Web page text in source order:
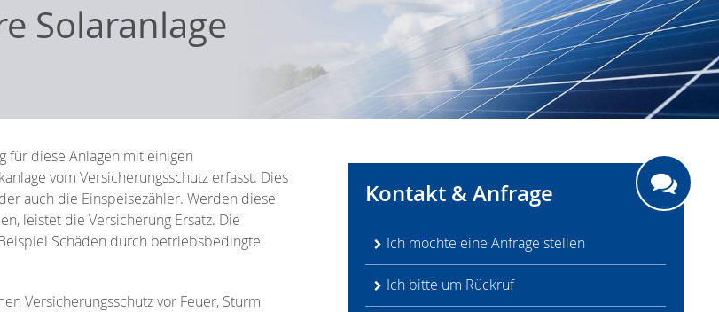
Solaranlage
für diese Anlagen mit einigen
vom Versicherungsschutz erfasst. Dies
auch die Einspeisezähler. Werden diese
leistet die Versicherung Ersatz. Die
Schäden durch betriebsbedingte
Versicherungsschutz vor Feuer, Sturm
Kontakt & Anfrage
Ich möchte eine Anfrage stellen
Ich bitte um Rückruf